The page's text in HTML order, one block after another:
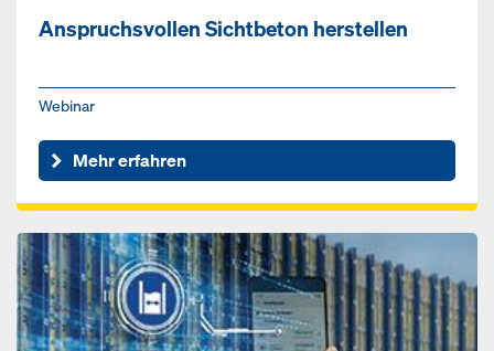
Anspruchsvollen Sichtbeton herstellen
Webinar
Mehr erfahren